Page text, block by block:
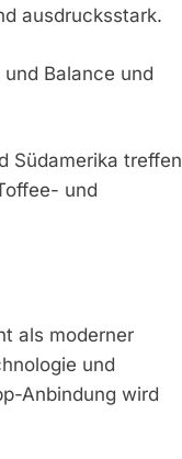
ausdrucksstark.
Balance und
Südamerika treffen
und
als moderner
und
Anbindung wird